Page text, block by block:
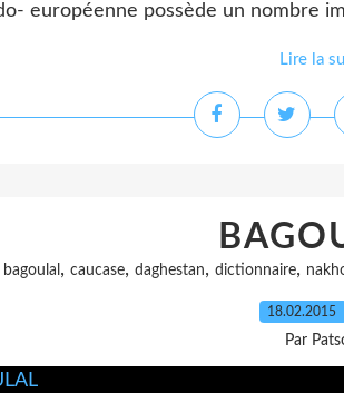
européenne possède un nombre
Lire la
bagoulal , caucase, daghestan, dictionnaire,
18.02.2015
Par